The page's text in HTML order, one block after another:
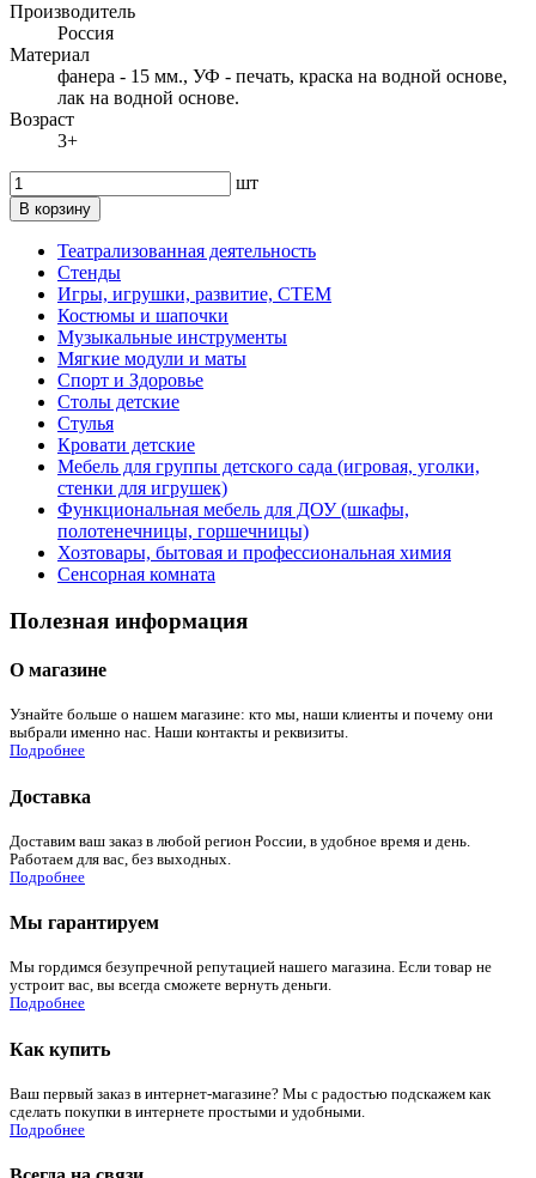
Производитель
Россия
Материал
фанера - 15 мм., УФ - печать, краска на водной основе,
лак на водной основе.
Возраст
3+
шт
В корзину
Театрализованная деятельность
Стенды
Игры, игрушки, развитие, СТЕМ
Костюмы и шапочки
Музыкальные инструменты
Мягкие модули и маты
Спорт и Здоровье
Столы детские
Стулья
Кровати детские
Мебель для группы детского сада (игровая, уголки,
стенки для игрушек)
Функциональная мебель для ДОУ (шкафы,
полотенечницы, горшечницы)
Хозтовары, бытовая и профессиональная химия
Сенсорная комната
Полезная информация
О магазине
Узнайте больше о нашем магазине: кто мы, наши клиенты и почему они
выбрали именно нас. Наши контакты и реквизиты.
Подробнее
Доставка
Доставим ваш заказ в любой регион России, в удобное время и день.
Работаем для вас, без выходных.
Подробнее
Мы гарантируем
Мы гордимся безупречной репутацией нашего магазина. Если товар не
устроит вас, вы всегда сможете вернуть деньги.
Подробнее
Как купить
Ваш первый заказ в интернет-магазине? Мы с радостью подскажем как
сделать покупки в интернете простыми и удобными.
Подробнее